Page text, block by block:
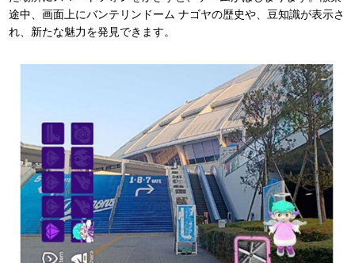
途中、画面上にバンテリンドーム ナゴヤの歴史や、豆知識が表示さ
れ、新たな魅力を発見できます。